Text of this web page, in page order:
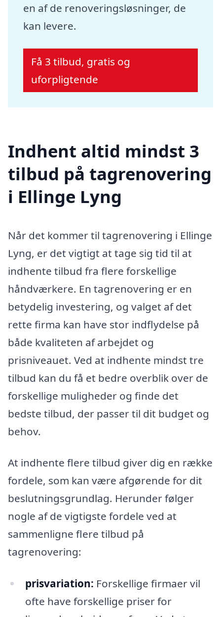
en af de renoveringsløsninger, de
kan levere.
Få 3 tilbud, gratis og
uforpligtende
Indhent altid mindst 3
tilbud på tagrenovering
i Ellinge Lyng
Når det kommer til tagrenovering i Ellinge
Lyng, er det vigtigt at tage sig tid til at
indhente tilbud fra flere forskellige
håndværkere. En tagrenovering er en
betydelig investering, og valget af det
rette firma kan have stor indflydelse på
både kvaliteten af arbejdet og
prisniveauet. Ved at indhente mindst tre
tilbud kan du få et bedre overblik over de
forskellige muligheder og finde det
bedste tilbud, der passer til dit budget og
behov.
At indhente flere tilbud giver dig en række
fordele, som kan være afgørende for dit
beslutningsgrundlag. Herunder følger
nogle af de vigtigste fordele ved at
sammenligne flere tilbud på
tagrenovering:
prisvariation: Forskellige firmaer vil
ofte have forskellige priser for